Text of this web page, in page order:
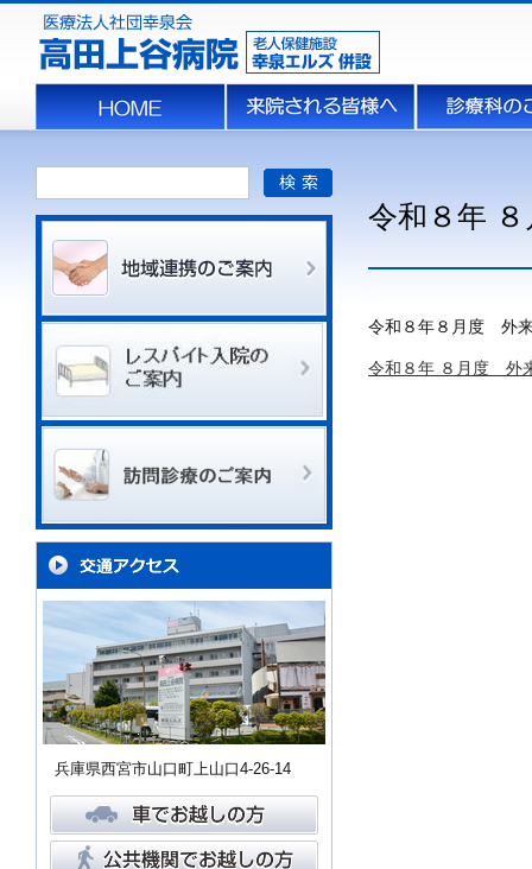
令和８年
令和８年８月度 外
令和８年 ８月度 外
兵庫県西宮市山口町上山口4-26-14